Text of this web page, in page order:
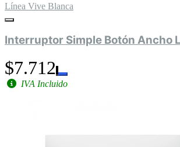
Línea Vive Blanca
Interruptor Simple Botón Ancho
$7.712
IVA Incluido